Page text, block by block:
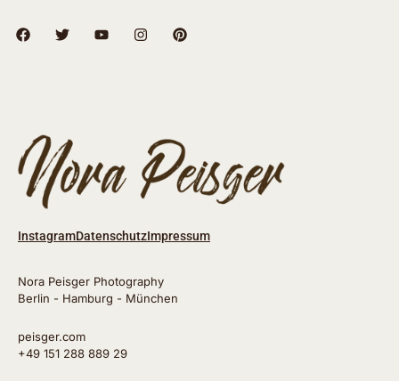
InstagramDatenschutzImpressum
Nora Peisger Photography
Berlin - Hamburg - München
peisger.com
+49 151 288 889 29